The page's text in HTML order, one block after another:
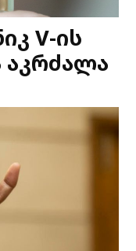
V-ის
აკრძალა